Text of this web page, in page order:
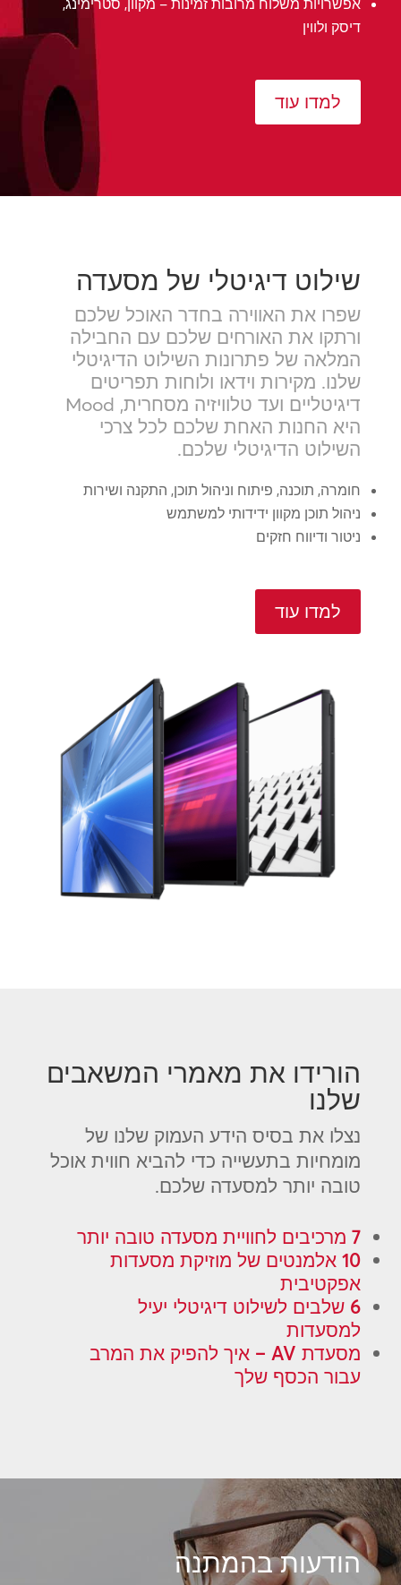
אפשרויות משלוח מרובות זמינות – מקוון, סטרימינג,
דיסק ולווין
למדו עוד
שילוט דיגיטלי של מסעדה
שפרו את האווירה בחדר האוכל שלכם
ורתקו את האורחים שלכם עם החבילה
המלאה של פתרונות השילוט הדיגיטלי
שלנו. מקירות וידאו ולוחות תפריטים
דיגיטליים ועד טלוויזיה מסחרית, Mood
היא החנות האחת שלכם לכל צרכי
השילוט הדיגיטלי שלכם.
חומרה, תוכנה, פיתוח וניהול תוכן, התקנה ושירות
ניהול תוכן מקוון ידידותי למשתמש
ניטור ודיווח חזקים
למדו עוד
הורידו את מאמרי המשאבים
שלנו
נצלו את בסיס הידע העמוק שלנו של
מומחיות בתעשייה כדי להביא חווית אוכל
טובה יותר למסעדה שלכם.
7 מרכיבים לחוויית מסעדה טובה יותר
10 אלמנטים של מוזיקת מסעדות
אפקטיבית
6 שלבים לשילוט דיגיטלי יעיל
למסעדות
מסעדת AV – איך להפיק את המרב
עבור הכסף שלך
הודעות בהמתנה